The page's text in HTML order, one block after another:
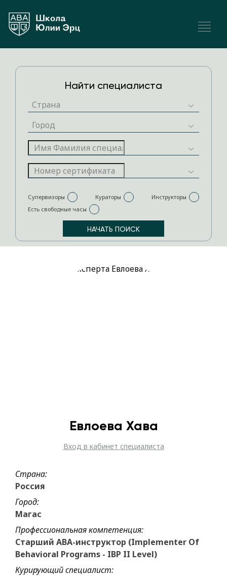
Найти специалиста
Супервизоры Кураторы
Инструкторы
Есть свободные часы
Евлоева Хава
Вход в кабинет специалиста
Страна:
Россия
Город:
Магас
Профессиональная компетенция:
Старший АВА-инструктор (Implementer Of
Behavioral Programs - IBP II Level)
Курирующий специалист: